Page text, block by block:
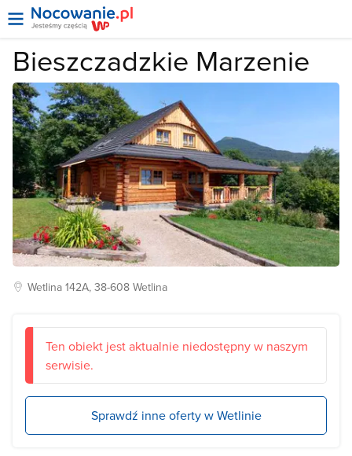
Bieszczadzkie Marzenie
Wetlina142A, 38-608 Wetlina
Ten obiekt jest aktualnie niedostępny w naszym
serwisie.
Sprawdź inne oferty w Wetlinie